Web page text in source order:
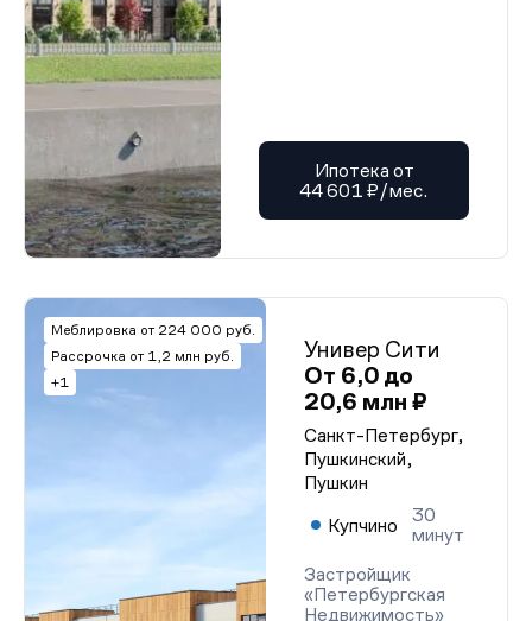
Ипотека от
44 601 ₽/мес.
Меблировка от 224 000 руб.
Рассрочка от 1,2 млн руб.
+1
Универ Сити
От 6,0 до
20,6 млн ₽
Санкт-Петербург,
Пушкинский,
Пушкин
Купчино
30
минут
Застройщик
«Петербургская
Недвижимость»